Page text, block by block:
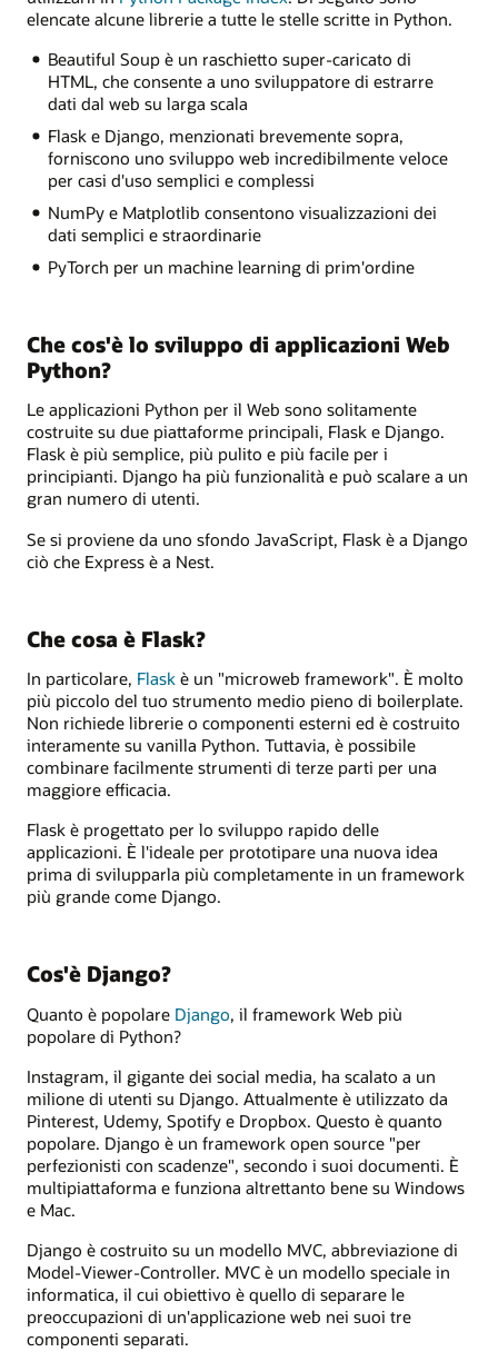
elencate alcune librerie a tutte le stelle scritte in Python.
Beautiful Soup è un raschietto super-caricato di
HTML, che consente a uno sviluppatore di estrarre
dati dal web su larga scala
Flask e Django, menzionati brevemente sopra,
forniscono uno sviluppo web incredibilmente veloce
per casi d'uso semplici e complessi
NumPy e Matplotlib consentono visualizzazioni dei
dati semplici e straordinarie
PyTorch per un machine learning di prim'ordine
Che cos'è lo sviluppo di applicazioni Web
Python?
Le applicazioni Python per il Web sono solitamente
costruite su due piattaforme principali, Flask e Django.
Flask è più semplice, più pulito e più facile per i
principianti. Django ha più funzionalità e può scalare a un
gran numero di utenti.
Se si proviene da uno sfondo JavaScript, Flask è a Django
ciò che Express è a Nest.
Che cosa è Flask?
In particolare, Flask è un "microweb framework". È molto
più piccolo del tuo strumento medio pieno di boilerplate.
Non richiede librerie o componenti esterni ed è costruito
interamente su vanilla Python. Tuttavia, è possibile
combinare facilmente strumenti di terze parti per una
maggiore efficacia.
Flask è progettato per lo sviluppo rapido delle
applicazioni. È l'ideale per prototipare una nuova idea
prima di svilupparla più completamente in un framework
più grande come Django.
Cos'è Django?
Quanto è popolare Django, il framework Web più
popolare di Python?
Instagram, il gigante dei social media, ha scalato a un
milione di utenti su Django. Attualmente è utilizzato da
Pinterest, Udemy, Spotify e Dropbox. Questo è quanto
popolare. Django è un framework open source "per
perfezionisti con scadenze", secondo i suoi documenti. È
multipiattaforma e funziona altrettanto bene su Windows
e Mac.
Django è costruito su un modello MVC, abbreviazione di
Model-Viewer-Controller. MVC è un modello speciale in
informatica, il cui obiettivo è quello di separare le
preoccupazioni di un'applicazione web nei suoi tre
componenti separati.